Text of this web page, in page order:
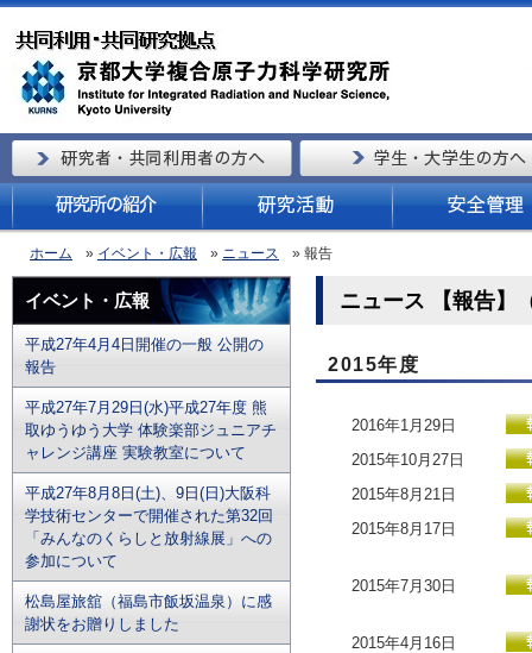
ホーム » イベント・広報 » ニュース » 報告
イベント・広報
平成27年4月4日開催の一般 公開の
報告
平成27年7月29日(水)平成27年度 熊
取ゆうゆう大学 体験楽部ジュニアチ
ャレンジ講座 実験教室について
平成27年8月8日(土)、9日(日)大阪科
学技術センターで開催された第32回
「みんなのくらしと放射線展」への
参加について
松島屋旅舘（福島市飯坂温泉）に感
謝状をお贈りしました
ニュース 【報告】
2015年度
2016年1月29日
2015年10月27日
2015年8月21日
2015年8月17日
2015年7月30日
2015年4月16日